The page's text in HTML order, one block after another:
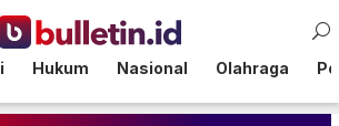
Hukum Nasional Olahraga